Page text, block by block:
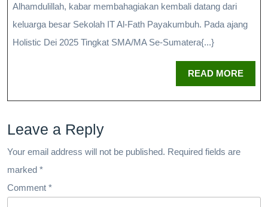
Alhamdulillah, kabar membahagiakan kembali datang dari
keluarga besar Sekolah IT Al-Fath Payakumbuh. Pada ajang
Holistic Dei 2025 Tingkat SMA/MA Se-Sumatera{...}
READ MORE
Leave a Reply
Your email address will not be published. Required fields are
marked *
Comment *